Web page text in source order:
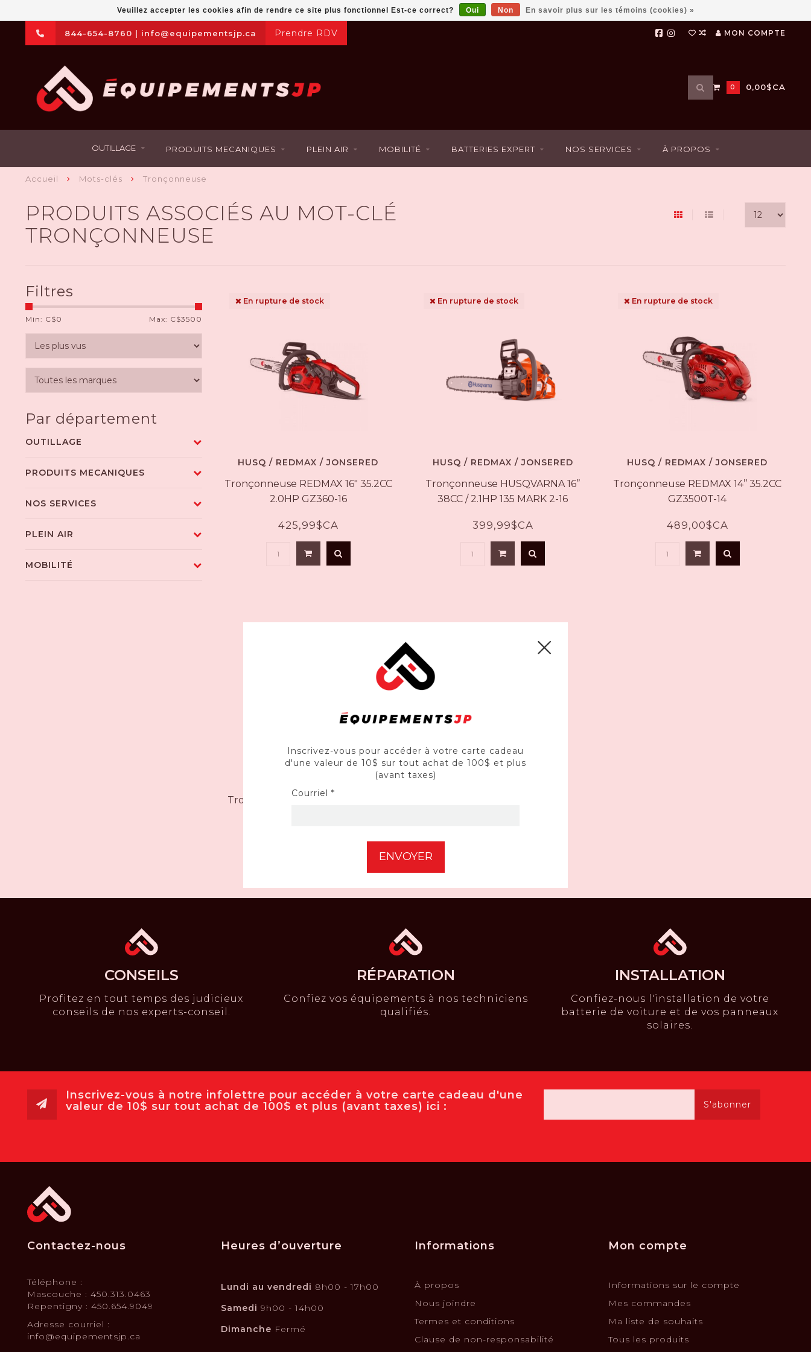
844-654-8760 | info@equipementsjp.ca Prendre RDV MON COMPTE
Utilisez
les
et
pour
sélectionner
disponible.
Appuyez
de
utilisateurs
d'appareils
tactiles
peuvent
se
que
toucher
et
0 0,00$CA
OUTILLAGE PRODUITS MECANIQUES PLEIN AIR MOBILITÉ BATTERIES EXPERT NOS SERVICES À PROPOS
Accueil Mots-clés Tronçonneuse
PRODUITS ASSOCIÉS AU MOT-CLÉ
TRONÇONNEUSE
Filtres
Min: C$0 Max: C$3500
Par département
OUTILLAGE
PRODUITS MECANIQUES
NOS SERVICES
PLEIN AIR
MOBILITÉ
En rupture de stock
HUSQ / REDMAX / JONSERED
Tronçonneuse REDMAX 16" 35.2CC
2.0HP GZ360-16
425,99$CA
En rupture de stock
HUSQ / REDMAX / JONSERED
Tronçonneuse HUSQVARNA 16’’
38CC / 2.1HP 135 MARK 2-16
399,99$CA
En rupture de stock
HUSQ / REDMAX / JONSERED
Tronçonneuse REDMAX 14’’ 35.2CC
GZ3500T-14
489,00$CA
Tronçonneuse de 14 PO MXF314-
Veuillez accepter les cookies afin de rendre ce site plus fonctionnel Est-ce correct? Oui Non En savoir plus sur les témoins (cookies) »
CONSEILS
Profitez en tout temps des judicieux
conseils de nos experts-conseil.
RÉPARATION
Confiez vos équipements à nos techniciens
qualifiés.
INSTALLATION
Confiez-nous l'installation de votre
batterie de voiture et de vos panneaux
solaires.
Inscrivez-vous pour accéder à votre carte cadeau
d'une valeur de 10$ sur tout achat de 100$ et plus
(avant taxes)
Courriel *
Inscrivez-vous à notre infolettre pour accéder à votre carte cadeau d'une
valeur de 10$ sur tout achat de 100$ et plus (avant taxes) ici :
S'abonner
Contactez-nous
Téléphone :
Mascouche : 450.313.0463
Repentigny : 450.654.9049
Adresse courriel :
info@equipementsjp.ca
Heures d’ouverture
Lundi au vendredi 8h00 - 17h00
Samedi 9h00 - 14h00
Dimanche Fermé
Informations
À propos
Nous joindre
Termes et conditions
Clause de non-responsabilité
Mon compte
Informations sur le compte
Mes commandes
Ma liste de souhaits
Tous les produits